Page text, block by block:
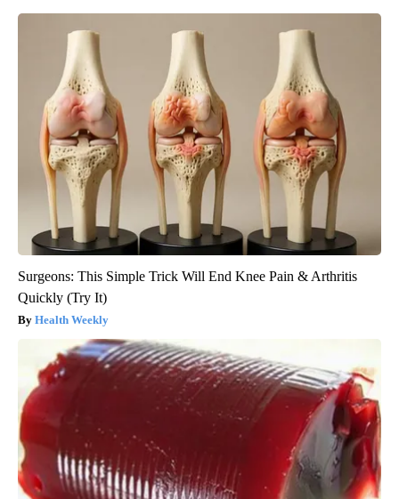
Surgeons: This Simple Trick Will End Knee Pain & Arthritis
Quickly (Try It)
Health Weekly